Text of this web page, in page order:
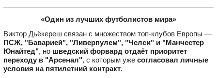
«Один из лучших футболистов мира»
Виктор Дьёкереш связан с множеством топ-клубов Европы —
ПСЖ, "Баварией", "Ливерпулем", "Челси" и "Манчестер
Юнайтед", но шведский форвард отдаёт приоритет
переходу в "Арсенал", с которым уже согласовал личные
условия на пятилетний контракт.